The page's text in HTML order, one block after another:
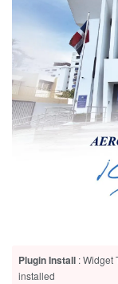
Plugin Install : Widget
installed